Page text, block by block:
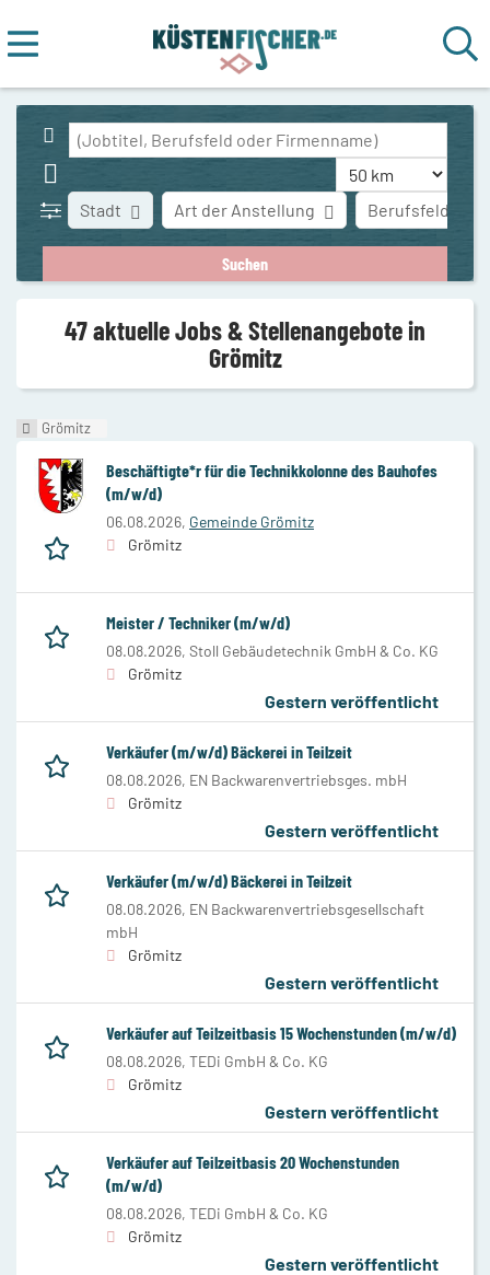
Stadt Art der Anstellung Berufsfeld
47 aktuelle Jobs & Stellenangebote in
Grömitz
Grömitz
Beschäftigte*r für die Technikkolonne des Bauhofes
(m/w/d)
06.08.2026, Gemeinde Grömitz
Grömitz
Meister / Techniker (m/w/d)
08.08.2026, Stoll Gebäudetechnik GmbH & Co. KG
Grömitz
Gestern veröffentlicht
Verkäufer (m/w/d) Bäckerei in Teilzeit
08.08.2026, EN Backwarenvertriebsges. mbH
Grömitz
Gestern veröffentlicht
Verkäufer (m/w/d) Bäckerei in Teilzeit
08.08.2026, EN Backwarenvertriebsgesellschaft
mbH
Grömitz
Gestern veröffentlicht
Verkäufer auf Teilzeitbasis 15 Wochenstunden (m/w/d)
08.08.2026, TEDi GmbH & Co. KG
Grömitz
Gestern veröffentlicht
Verkäufer auf Teilzeitbasis 20 Wochenstunden
(m/w/d)
08.08.2026, TEDi GmbH & Co. KG
Grömitz
Gestern veröffentlicht